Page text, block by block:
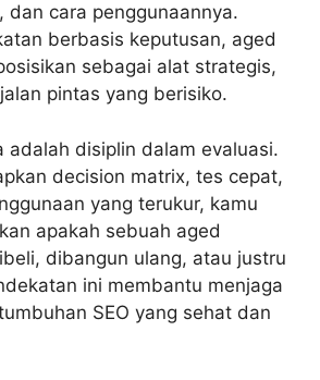
dan cara penggunaannya.
berbasis keputusan, aged
sebagai alat strategis,
pintas yang berisiko.
adalah disiplin dalam evaluasi.
decision matrix, tes cepat,
yang terukur, kamu
apakah sebuah aged
dibangun ulang, atau justru
ini membantu menjaga
SEO yang sehat dan